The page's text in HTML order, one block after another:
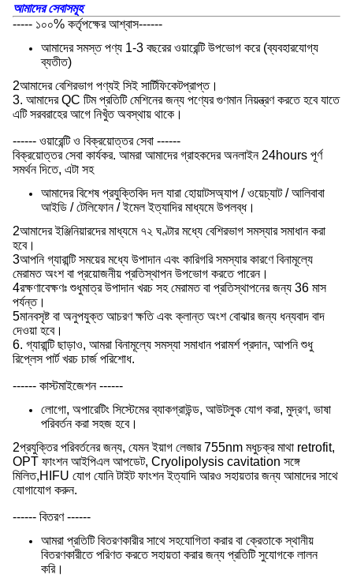
আমাদের সেবাসমূহ
----- ১০০% কর্তৃপক্ষের আশ্বাস------
আমাদের সমস্ত পণ্য 1-3 বছরের ওয়ারেন্টি উপভোগ করে (ব্যবহারযোগ্য
ব্যতীত)
2আমাদের বেশিরভাগ পণ্যই সিই সার্টিফিকেটপ্রাপ্ত।
3. আমাদের QC টিম প্রতিটি মেশিনের জন্য পণ্যের গুণমান নিয়ন্ত্রণ করতে হবে যাতে
এটি সরবরাহের আগে নিখুঁত অবস্থায় থাকে।
------ ওয়ারেন্টি ও বিক্রয়োত্তর সেবা ------
বিক্রয়োত্তর সেবা কার্যকর. আমরা আমাদের গ্রাহকদের অনলাইন 24hours পূর্ণ
সমর্থন দিতে, এটা সহ
আমাদের বিশেষ প্রযুক্তিবিদ দল যারা হোয়াটসঅ্যাপ / ওয়েচ্যাট / আলিবাবা
আইডি / টেলিফোন / ইমেল ইত্যাদির মাধ্যমে উপলব্ধ।
2আমাদের ইঞ্জিনিয়ারদের মাধ্যমে ৭২ ঘণ্টার মধ্যে বেশিরভাগ সমস্যার সমাধান করা
হবে।
3আপনি গ্যারান্টি সময়ের মধ্যে উপাদান এবং কারিগরি সমস্যার কারণে বিনামূল্যে
মেরামত অংশ বা প্রয়োজনীয় প্রতিস্থাপন উপভোগ করতে পারেন।
4রক্ষণাবেক্ষণঃ শুধুমাত্র উপাদান খরচ সহ মেরামত বা প্রতিস্থাপনের জন্য 36 মাস
পর্যন্ত।
5মানবসৃষ্ট বা অনুপযুক্ত আচরণ ক্ষতি এবং ক্লান্ত অংশ বোঝার জন্য ধন্যবাদ বাদ
দেওয়া হবে।
6. গ্যারান্টি ছাড়াও, আমরা বিনামূল্যে সমস্যা সমাধান পরামর্শ প্রদান, আপনি শুধু
রিপ্লেস পার্ট খরচ চার্জ পরিশোধ.
------ কাস্টমাইজেশন ------
লোগো, অপারেটিং সিস্টেমের ব্যাকগ্রাউন্ড, আউটলুক যোগ করা, মুদ্রণ, ভাষা
পরিবর্তন করা সহজ হবে।
2প্রযুক্তির পরিবর্তনের জন্য, যেমন ইয়াগ লেজার 755nm মধুচক্র মাথা retrofit,
OPT ফাংশন আইপিএল আপডেট, Cryolipolysis cavitation সঙ্গে
মিলিত,HIFU যোগ যোনি টাইট ফাংশন ইত্যাদি আরও সহায়তার জন্য আমাদের সাথে
যোগাযোগ করুন.
------ বিতরণ ------
আমরা প্রতিটি বিতরণকারীর সাথে সহযোগিতা করার বা ক্রেতাকে স্থানীয়
বিতরণকারীতে পরিণত করতে সহায়তা করার জন্য প্রতিটি সুযোগকে লালন
করি।